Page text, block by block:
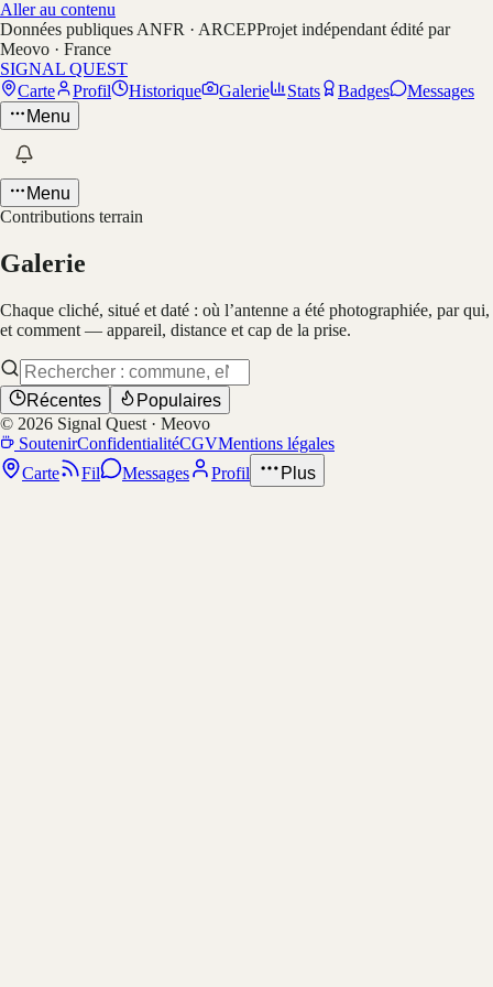
Aller au contenu
Données publiques ANFR · ARCEPProjet indépendant édité par
Meovo · France
SIGNAL QUEST
Carte
Profil Historique Galerie Stats Badges
Messages
Menu
Menu
Contributions terrain
Galerie
Chaque cliché, situé et daté : où l’antenne a été photographiée, par qui,
et comment — appareil, distance et cap de la prise.
Récentes
Populaires
© 2026 Signal Quest · Meovo
SoutenirConfidentialitéCGVMentions légales
Carte
Fil Messages Profil Plus